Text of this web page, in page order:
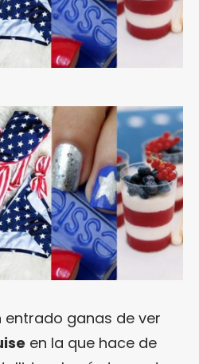
entrado ganas de ver
en la que hace de